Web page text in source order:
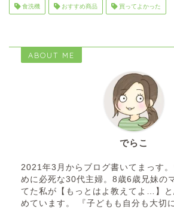
食洗機 おすすめ商品 買ってよかった
ABOUT ME
でらこ
2021年3月からブログ書いてまっす
めに必死な30代主婦。8歳6歳兄妹の
てた私が【もっとはよ教えてよ…】と
めています。 『子どもも自分も大切